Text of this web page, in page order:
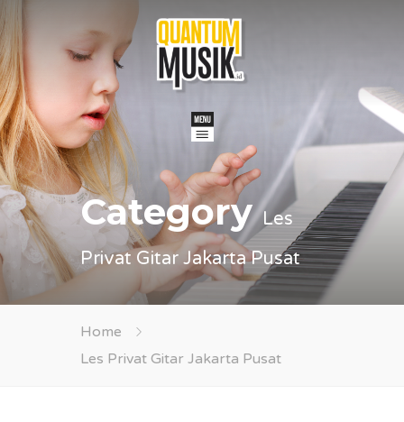
CategoryLes
Privat Gitar Jakarta Pusat
Home
Les Privat Gitar Jakarta Pusat